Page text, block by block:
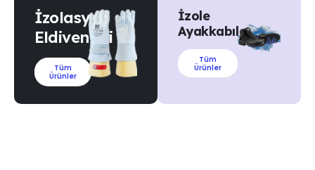
İzolasyon
Eldivenleri
Tüm
Ürünler
İzole
Ayakkabılar
Tüm
Ürünler